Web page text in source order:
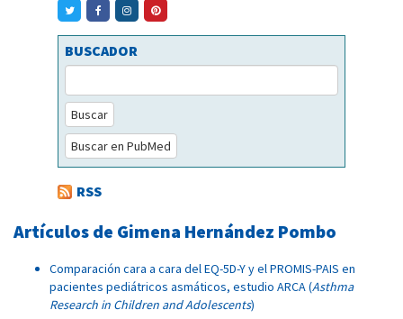
BUSCADOR
Buscar
Buscar en PubMed
RSS
Artículos de Gimena Hernández Pombo
Comparación cara a cara del EQ-5D-Y y el PROMIS-PAIS en
pacientes pediátricos asmáticos, estudio ARCA (Asthma
Research in Children and Adolescents)